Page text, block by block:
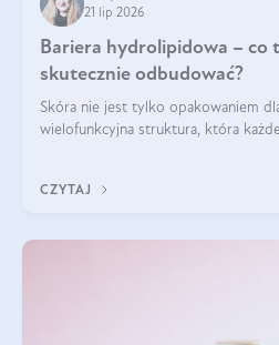
21 lip 2026
Bariera hydrolipidowa – co
skutecznie odbudować?
Skóra nie jest tylko opakowaniem
wielofunkcyjna struktura, która
bariera hydrolipidowa.
CZYTAJ